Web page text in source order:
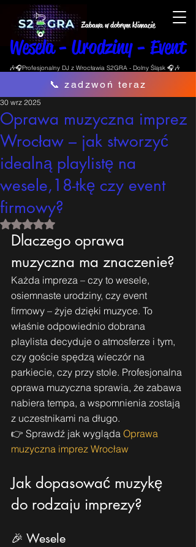
Zabawa w dobrym klimacie
Wesela - Urodziny - Event
🎶🎧Profesjonalny DJ z Wrocławia S2GRA - Dolny Śląsk 🎧🎶
📞 zadzwoń teraz
Oprawa muzyczna imprez
Wrocław – jak stworzyć
idealną playlistę na
wesele,18-tkę czy event
firmowy?
30 wrz 2025
Oceniono na NaN z 5 gwiazdek.
Dlaczego oprawa
muzyczna ma znaczenie?
Każda impreza – czy to wesele,
osiemnaste urodziny, czy event
firmowy – żyje dzięki muzyce. To
właśnie odpowiednio dobrana
playlista decyduje o atmosferze i tym,
czy goście spędzą wieczór na
parkiecie, czy przy stole. Profesjonalna
oprawa muzyczna sprawia, że zabawa
nabiera tempa, a wspomnienia zostają
z uczestnikami na długo.
👉 Sprawdź jak wygląda Oprawa
muzyczna imprez Wrocław
Jak dopasować muzykę
do rodzaju imprezy?
🎉 Wesele